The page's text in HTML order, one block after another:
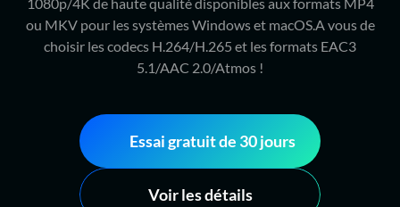
ou MKV pour les systèmes Windows et macOS.A vous de
choisir les codecs H.264/H.265 et les formats EAC3
5.1/AAC 2.0/Atmos !
Essai gratuit de 30 jours
Voir les détails